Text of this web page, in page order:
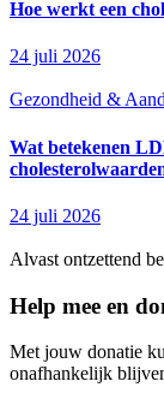
Hoe werkt een
24 juli 2026
Gezondheid &
Wat betekenen
24 juli 2026
Alvast ontzettend
Help mee en
Met jouw donatie
onafhankelijk